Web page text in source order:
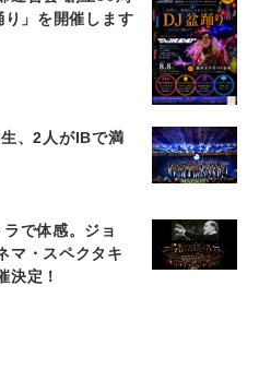
」を開催します
、2人がIBで満
で体感。ジョ
マ・スペクタキ
決定！